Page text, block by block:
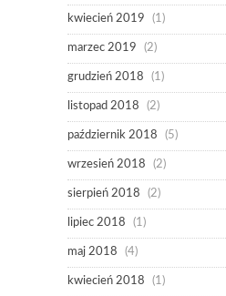
kwiecień 2019 (1)
marzec 2019 (2)
grudzień 2018 (1)
listopad 2018 (2)
październik 2018 (5)
wrzesień 2018 (2)
sierpień 2018 (2)
lipiec 2018 (1)
maj 2018 (4)
kwiecień 2018 (1)